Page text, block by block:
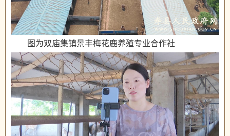
图为双庙集镇景丰梅花鹿养殖专业合作社